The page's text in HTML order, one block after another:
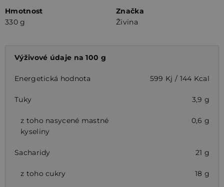
Hmotnost
330 g
Značka
Živina
Výživové údaje na 100 g
Energetická hodnota 599 Kj / 144 Kcal
Tuky 3,9 g
z toho nasycené mastné
kyseliny
0,6 g
Sacharidy 21 g
z toho cukry 18 g